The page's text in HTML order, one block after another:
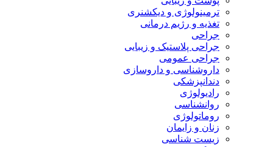
ترمینولوژی و دیکشنری
تغذیه و رژیم درمانی
جراحی
جراحی پلاستیک و زیبایی
جراحی عمومی
داروشناسی و داروسازی
دندانپزشکی
رادیولوژی
روانشناسی
روماتولوژی
زنان و زایمان
زیست شناسی